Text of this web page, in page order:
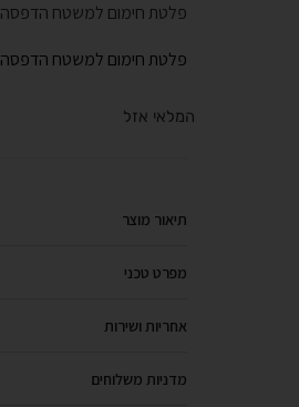
פלטת חימום למשטח הדפסה Heating board G2S
פלטת חימום למשטח הדפסה Heating board G2S
המלאי אזל
תיאור מוצר
מפרט טכני
אחריות ושירות
מדניות משלוחים